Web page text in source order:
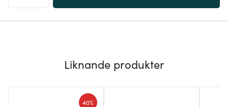
Liknande produkter
40%